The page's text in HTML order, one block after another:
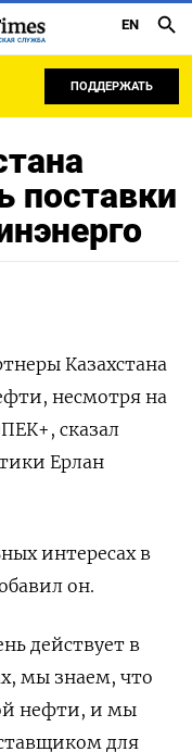
СЛУЖБА
EN
ПОДДЕРЖАТЬ
поставки
Казахстана
несмотря на
сказал
Ерлан
интересах в
он.
действует в
мы знаем, что
нефти, и мы
для